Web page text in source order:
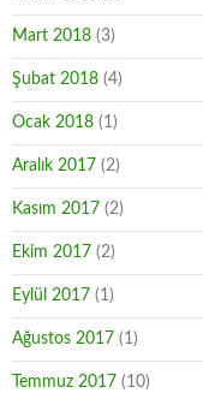
Mart 2018 (3)
Şubat 2018 (4)
Ocak 2018 (1)
Aralık 2017 (2)
Kasım 2017 (2)
Ekim 2017 (2)
Eylül 2017 (1)
Ağustos 2017 (1)
Temmuz 2017 (10)